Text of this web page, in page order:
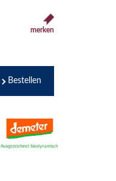
merken
Bestellen